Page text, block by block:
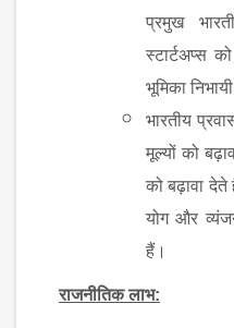
प्रमुख
स्टार्टअप्स
भूमिका निभायी
भारतीय
मूल्यों को
को बढ़ावा
योग और
हैं।
राजनीतिक लाभ: